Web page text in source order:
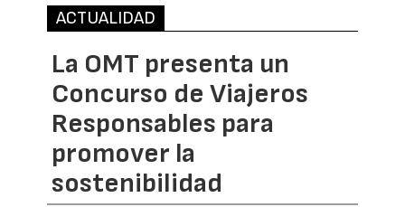
ACTUALIDAD
La OMT presenta un
Concurso de Viajeros
Responsables para
promover la
sostenibilidad